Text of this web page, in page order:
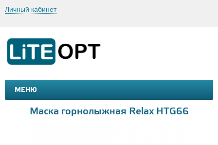
Личный кабинет
МЕНЮ
МАШИНКИ И МОТОЦИКЛЫ
Маска горнолыжная Relax HTG66